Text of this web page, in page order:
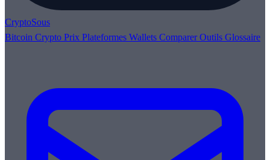
CryptoSous
Bitcoin Crypto Prix Plateformes Wallets ComparerOutils Glossaire